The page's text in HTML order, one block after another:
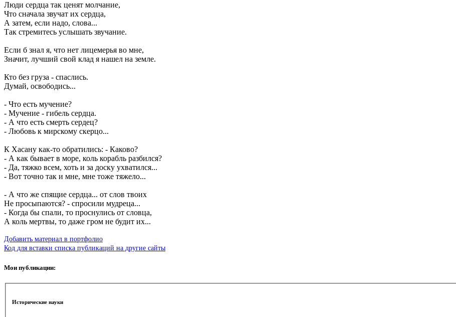
Люди сердца так ценят молчание,
Что сначала звучат их сердца,
А затем, если надо, слова...
Так стремитесь услышать звучание.
Если б знал я, что нет лицемерья во мне,
Значит, лучший свой клад я нашел на земле.
Кто без груза - спаслись.
Думай, освободись...
- Что есть мучение?
- Мучение - гибель сердца.
- А что есть смерть сердец?
- Любовь к мирскому скерцо...
К Хасану как-то обратились: - Каково?
- А как бывает в море, коль корабль разбился?
- Да, тяжко всем, хоть и за доску ухватился...
- Вот точно так и мне, мне тоже тяжело...
- А что же спящие сердца... от слов твоих
Не просыпаются? - спросили мудреца...
- Когда бы спали, то проснулись от словца,
А коль мертвы, то даже гром не будит их...
Добавить материал в портфолио
Код для вставки списка публикаций на другие сайты
Мои публикации:
Исторические науки